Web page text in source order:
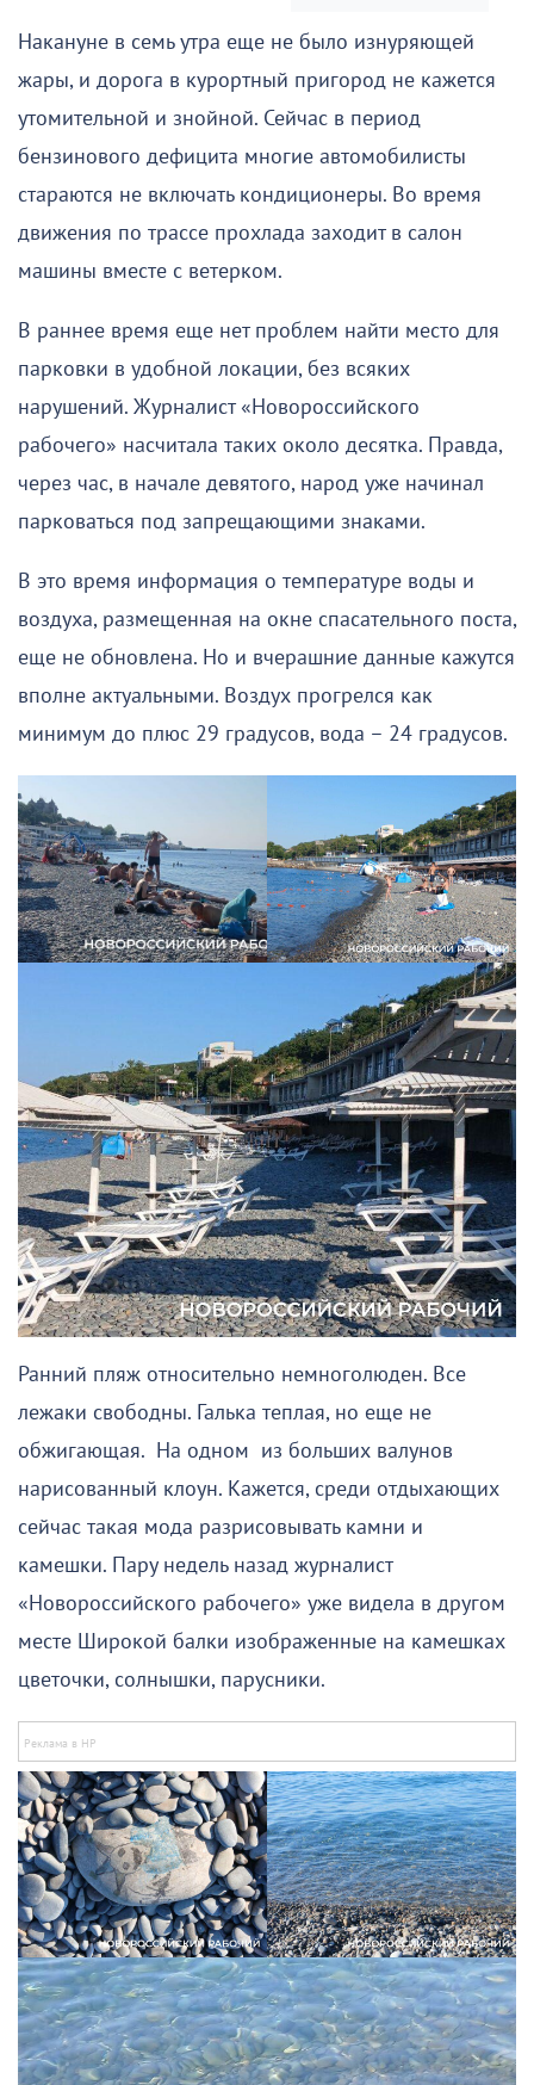
Накануне в семь утра еще не было изнуряющей
жары, и дорога в курортный пригород не кажется
утомительной и знойной. Сейчас в период
бензинового дефицита многие автомобилисты
стараются не включать кондиционеры. Во время
движения по трассе прохлада заходит в салон
машины вместе с ветерком.
В раннее время еще нет проблем найти место для
парковки в удобной локации, без всяких
нарушений. Журналист «Новороссийского
рабочего» насчитала таких около десятка. Правда,
через час, в начале девятого, народ уже начинал
парковаться под запрещающими знаками.
В это время информация о температуре воды и
воздуха, размещенная на окне спасательного поста,
еще не обновлена. Но и вчерашние данные кажутся
вполне актуальными. Воздух прогрелся как
минимум до плюс 29 градусов, вода – 24 градусов.
Ранний пляж относительно немноголюден. Все
лежаки свободны. Галька теплая, но еще не
обжигающая. На одном из больших валунов
нарисованный клоун. Кажется, среди отдыхающих
сейчас такая мода разрисовывать камни и
камешки. Пару недель назад журналист
«Новороссийского рабочего» уже видела в другом
месте Широкой балки изображенные на камешках
цветочки, солнышки, парусники.